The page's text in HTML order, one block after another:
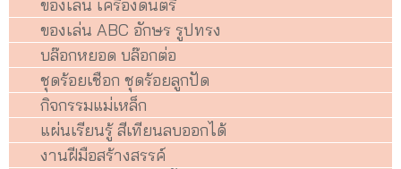
ของเล่น เครื่องดนตรี
ของเล่น ABC อักษร รูปทรง
บล๊อกหยอด บล๊อกต่อ
ชุดร้อยเชือก ชุดร้อยลูกปัด
กิจกรรมแม่เหล็ก
แผ่นเรียนรู้ สีเทียนลบออกได้
งานฝีมือสร้างสรรค์